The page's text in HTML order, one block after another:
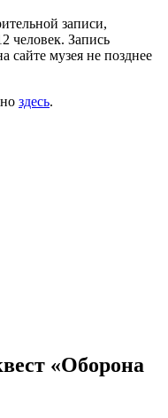
записи,
человек. Запись
сайте музея не позднее
здесь.
«Оборона